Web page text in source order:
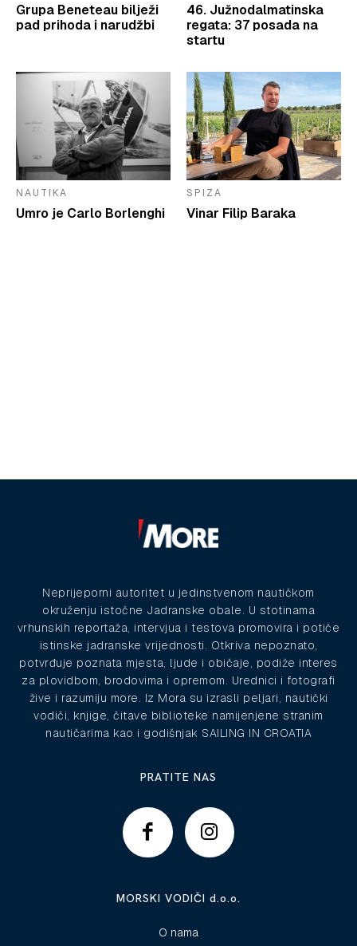
Grupa Beneteau bilježi
pad prihoda i narudžbi
46. Južnodalmatinska
regata: 37 posada na
startu
NAUTIKA
Umro je Carlo Borlenghi
SPIZA
Vinar Filip Baraka
Neprijeporni autoritet u jedinstvenom nautičkom
okruženju istočne Jadranske obale. U stotinama
vrhunskih reportaža, intervjua i testova promovira i potiče
istinske jadranske vrijednosti. Otkriva nepoznato,
potvrđuje poznata mjesta, ljude i običaje, podiže interes
za plovidbom, brodovima i opremom. Urednici i fotografi
žive i razumiju more. Iz Mora su izrasli peljari, nautički
vodiči, knjige, čitave biblioteke namijenjene stranim
nautičarima kao i godišnjak SAILING IN CROATIA
PRATITE NAS
MORSKI VODIČI d.o.o.
O nama